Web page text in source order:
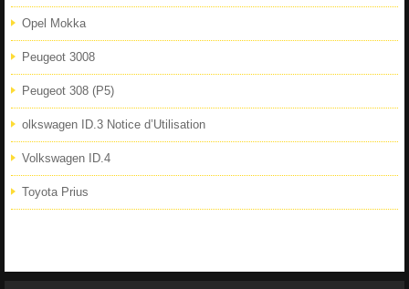
Opel Mokka
Peugeot 3008
Peugeot 308 (P5)
olkswagen ID.3 Notice d’Utilisation
Volkswagen ID.4
Toyota Prius